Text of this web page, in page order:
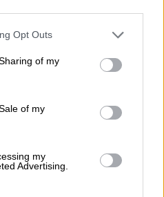
uses one or more Google
behaviour. You may click to
and its third-party tags to
purposes in below Google
Opt Outs
of my
of my
my
Advertising.